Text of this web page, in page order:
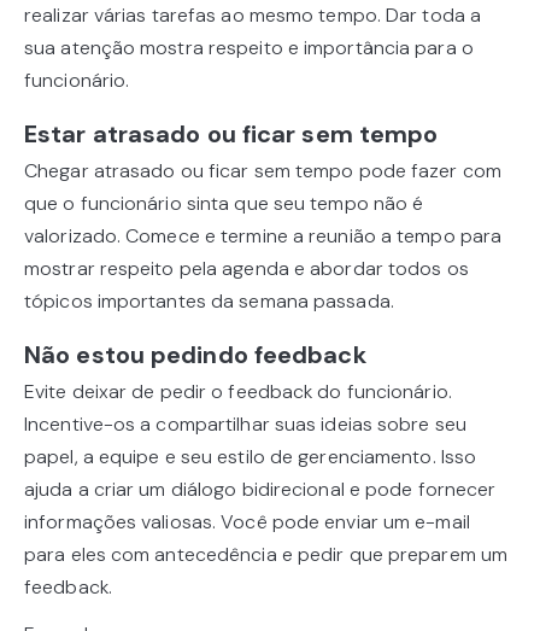
realizar várias tarefas ao mesmo tempo. Dar toda a
sua atenção mostra respeito e importância para o
funcionário.
Estar atrasado ou ficar sem tempo
Chegar atrasado ou ficar sem tempo pode fazer com
que o funcionário sinta que seu tempo não é
valorizado. Comece e termine a reunião a tempo para
mostrar respeito pela agenda e abordar todos os
tópicos importantes da semana passada.
Não estou pedindo feedback
Evite deixar de pedir o feedback do funcionário.
Incentive-os a compartilhar suas ideias sobre seu
papel, a equipe e seu estilo de gerenciamento. Isso
ajuda a criar um diálogo bidirecional e pode fornecer
informações valiosas. Você pode enviar um e-mail
para eles com antecedência e pedir que preparem um
feedback.